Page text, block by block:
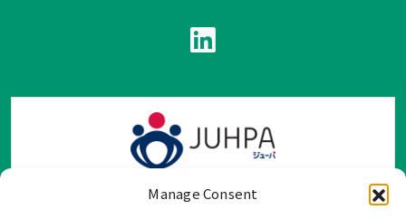
Manage Consent